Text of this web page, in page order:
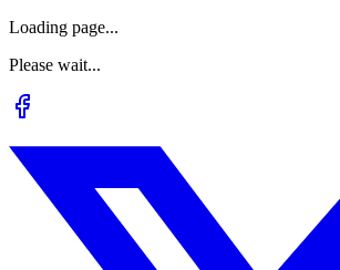
Loading page...
Please wait...